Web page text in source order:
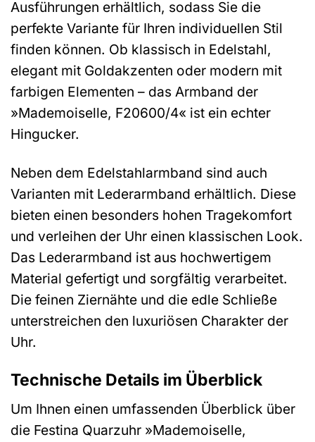
Ausführungen erhältlich, sodass Sie die
perfekte Variante für Ihren individuellen Stil
finden können. Ob klassisch in Edelstahl,
elegant mit Goldakzenten oder modern mit
farbigen Elementen – das Armband der
»Mademoiselle, F20600/4« ist ein echter
Hingucker.
Neben dem Edelstahlarmband sind auch
Varianten mit Lederarmband erhältlich. Diese
bieten einen besonders hohen Tragekomfort
und verleihen der Uhr einen klassischen Look.
Das Lederarmband ist aus hochwertigem
Material gefertigt und sorgfältig verarbeitet.
Die feinen Ziernähte und die edle Schließe
unterstreichen den luxuriösen Charakter der
Uhr.
Technische Details im Überblick
Um Ihnen einen umfassenden Überblick über
die Festina Quarzuhr »Mademoiselle,